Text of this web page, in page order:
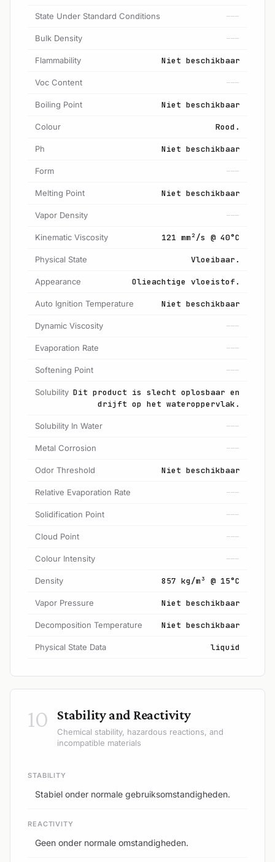
State Under Standard Conditions ---
Bulk Density ---
Flammability Niet beschikbaar
Voc Content ---
Boiling Point Niet beschikbaar
Colour Rood.
Ph Niet beschikbaar
Form ---
Melting Point Niet beschikbaar
Vapor Density ---
Kinematic Viscosity 121 mm²/s @ 40°C
Physical State Vloeibaar.
Appearance Olieachtige vloeistof.
Auto Ignition Temperature Niet beschikbaar
Dynamic Viscosity ---
Evaporation Rate ---
Softening Point ---
Solubility Dit product is slecht oplosbaar en
drijft op het wateroppervlak.
Solubility In Water ---
Metal Corrosion ---
Odor Threshold Niet beschikbaar
Relative Evaporation Rate ---
Solidification Point ---
Cloud Point ---
Colour Intensity ---
Density 857 kg/m³ @ 15°C
Vapor Pressure Niet beschikbaar
Decomposition Temperature Niet beschikbaar
Physical State Data liquid
10 Stability and Reactivity
Chemical stability, hazardous reactions, and
incompatible materials
STABILITY
Stabiel onder normale gebruiksomstandigheden.
REACTIVITY
Geen onder normale omstandigheden.